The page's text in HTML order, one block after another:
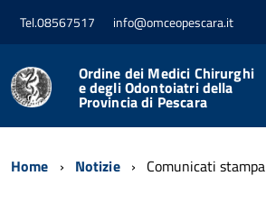
Tel.08567517 info@omceopescara.it
Ordine dei Medici Chirurghi
e degli Odontoiatri della
Provincia di Pescara
Home Notizie Comunicati stampa